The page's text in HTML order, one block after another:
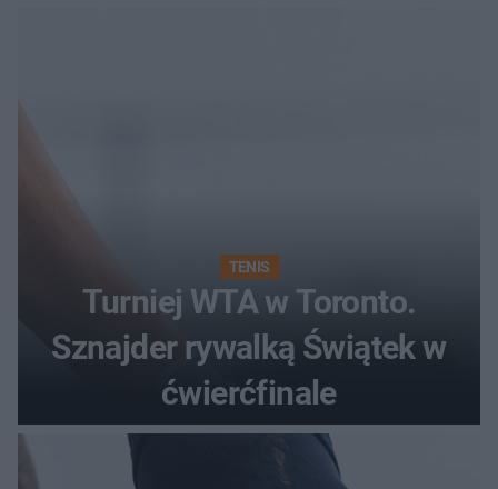
TENIS
Turniej WTA w Toronto.
Sznajder rywalką Świątek w
ćwierćfinale